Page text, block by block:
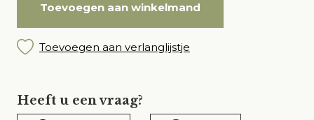
Toevoegen aan winkelmand
Toevoegen aan verlanglijstje
Heeft u een vraag?